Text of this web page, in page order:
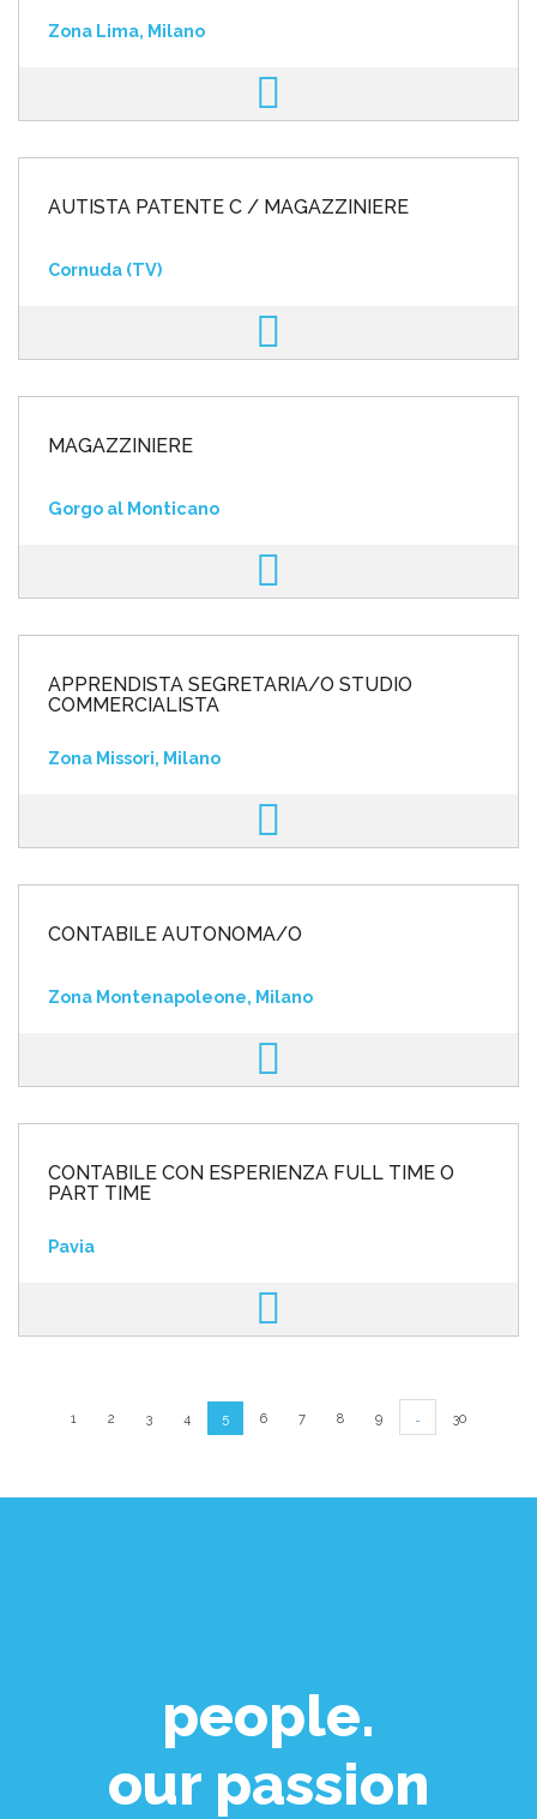
Zona Lima, Milano
AUTISTA PATENTE C / MAGAZZINIERE
Cornuda (TV)
MAGAZZINIERE
Gorgo al Monticano
APPRENDISTA SEGRETARIA/O STUDIO
COMMERCIALISTA
Zona Missori, Milano
CONTABILE AUTONOMA/O
Zona Montenapoleone, Milano
CONTABILE CON ESPERIENZA FULL TIME O
PART TIME
Pavia
1 2 3 4 5 6 7 8 9 30
people.
our passion